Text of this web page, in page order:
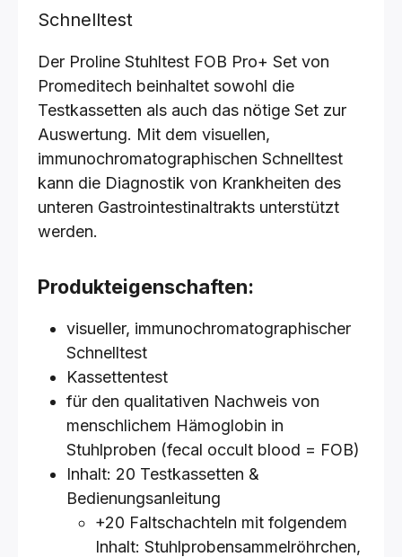
Schnelltest
Der Proline Stuhltest FOB Pro+ Set von
Promeditech beinhaltet sowohl die
Testkassetten als auch das nötige Set zur
Auswertung. Mit dem visuellen,
immunochromatographischen Schnelltest
kann die Diagnostik von Krankheiten des
unteren Gastrointestinaltrakts unterstützt
werden.
Produkteigenschaften:
visueller, immunochromatographischer
Schnelltest
Kassettentest
für den qualitativen Nachweis von
menschlichem Hämoglobin in
Stuhlproben (fecal occult blood = FOB)
Inhalt: 20 Testkassetten &
Bedienungsanleitung
+20 Faltschachteln mit folgendem
Inhalt: Stuhlprobensammelröhrchen,